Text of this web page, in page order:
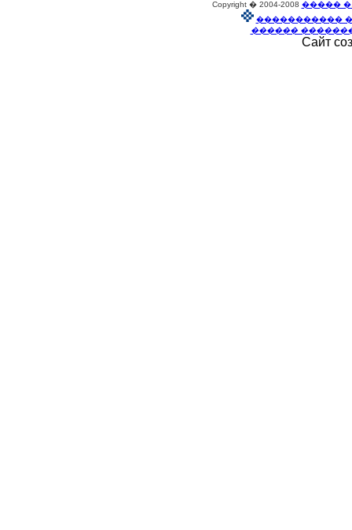
Copyright � 2004-2008 �����
�����������
������
Сайт